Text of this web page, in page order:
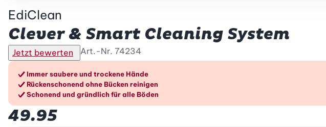
EdiClean
Clever & Smart Cleaning System
Jetzt bewerten Art.-Nr. 74234
Die Vorteile im Überblick
Immer saubere und trockene Hände
Rückenschonend ohne Bücken reinigen
Schonend und gründlich für alle Böden
49.95